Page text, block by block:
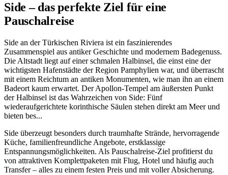
Side – das perfekte Ziel für eine
Pauschalreise
Side an der Türkischen Riviera ist ein faszinierendes
Zusammenspiel aus antiker Geschichte und modernem Badegenuss.
Die Altstadt liegt auf einer schmalen Halbinsel, die einst eine der
wichtigsten Hafenstädte der Region Pamphylien war, und überrascht
mit einem Reichtum an antiken Monumenten, wie man ihn an einem
Badeort kaum erwartet. Der Apollon-Tempel am äußersten Punkt
der Halbinsel ist das Wahrzeichen von Side: Fünf
wiederaufgerichtete korinthische Säulen stehen direkt am Meer und
bieten bes...
Side überzeugt besonders durch traumhafte Strände, hervorragende
Küche, familienfreundliche Angebote, erstklassige
Entspannungsmöglichkeiten. Als Pauschalreise-Ziel profitierst du
von attraktiven Komplettpaketen mit Flug, Hotel und häufig auch
Transfer – alles zu einem festen Preis und mit voller Absicherung.